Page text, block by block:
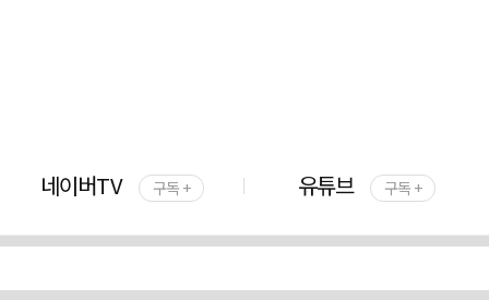
네이버TV 구독 + 유튜브 구독 +